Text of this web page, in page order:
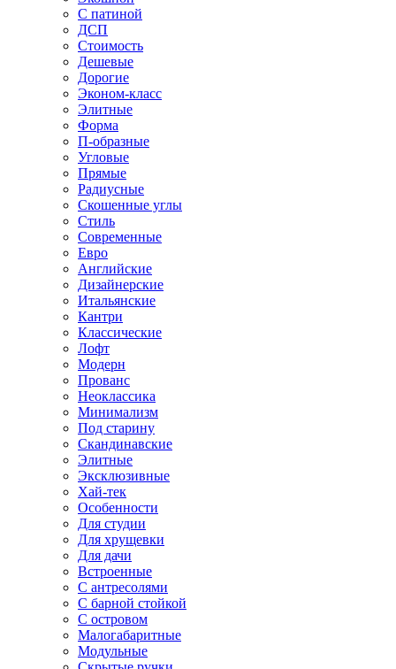
С патиной
ДСП
Стоимость
Дешевые
Дорогие
Эконом-класс
Элитные
Форма
П-образные
Угловые
Прямые
Радиусные
Скошенные углы
Стиль
Современные
Евро
Английские
Дизайнерские
Итальянские
Кантри
Классические
Лофт
Модерн
Прованс
Неоклассика
Минимализм
Под старину
Скандинавские
Элитные
Эксклюзивные
Хай-тек
Особенности
Для студии
Для хрущевки
Для дачи
Встроенные
С антресолями
С барной стойкой
С островом
Малогабаритные
Модульные